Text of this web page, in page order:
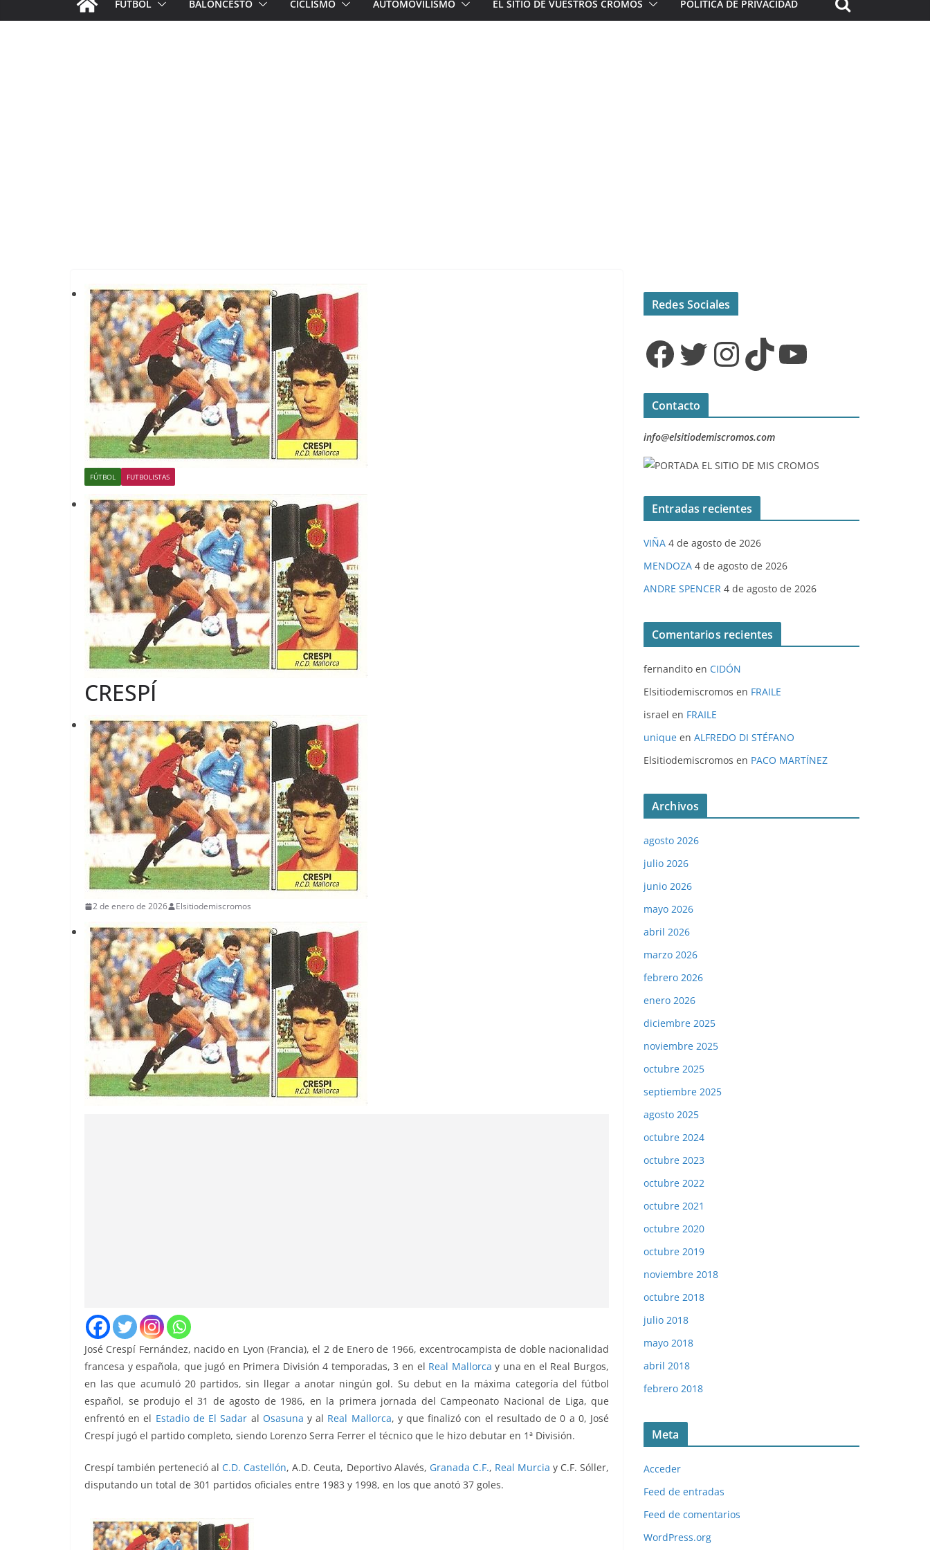
FÚTBOL BALONCESTO CICLISMO AUTOMOVILISMO EL SITIO DE VUESTROS CROMOS POLÍTICA DE PRIVACIDAD
FÚTBOL FUTBOLISTAS
CRESPÍ
2 de enero de 2026 Elsitiodemiscromos
José Crespí Fernández, nacido en Lyon (Francia), el 2 de Enero de 1966, excentrocampista de doble nacionalidad
francesa y española, que jugó en Primera División 4 temporadas, 3 en el Real Mallorca y una en el Real Burgos,
en las que acumuló 20 partidos, sin llegar a anotar ningún gol. Su debut en la máxima categoría del fútbol
español, se produjo el 31 de agosto de 1986, en la primera jornada del Campeonato Nacional de Liga, que
enfrentóen el Estadio de El Sadar al Osasuna y al Real Mallorca, y que finalizó con el resultado de 0 a 0, José
Crespí jugó el partido completo, siendo Lorenzo Serra Ferrer el técnico que le hizo debutar en 1ª División.
Crespí también perteneció al C.D. Castellón, A.D. Ceuta, Deportivo Alavés, Granada C.F., Real Murcia y C.F. Sóller,
disputando un total de 301 partidos oficiales entre 1983 y 1998, en los que anotó 37 goles.
Redes Sociales
Facebook Twitter InstagramTikTok YouTube
Contacto
info@elsitiodemiscromos.com
Entradas recientes
VIÑA 4 de agosto de 2026
MENDOZA 4 de agosto de 2026
ANDRE SPENCER 4 de agosto de 2026
Comentarios recientes
fernandito en CIDÓN
Elsitiodemiscromos en FRAILE
israel en FRAILE
unique en ALFREDO DI STÉFANO
Elsitiodemiscromos en PACO MARTÍNEZ
Archivos
agosto 2026
julio 2026
junio 2026
mayo 2026
abril 2026
marzo 2026
febrero 2026
enero 2026
diciembre 2025
noviembre 2025
octubre 2025
septiembre 2025
agosto 2025
octubre 2024
octubre 2023
octubre 2022
octubre 2021
octubre 2020
octubre 2019
noviembre 2018
octubre 2018
julio 2018
mayo 2018
abril 2018
febrero 2018
Meta
Acceder
Feed de entradas
Feed de comentarios
WordPress.org